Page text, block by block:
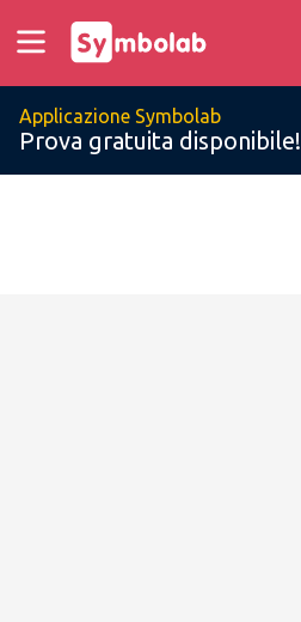
Applicazione Symbolab
Prova gratuita disponibile!